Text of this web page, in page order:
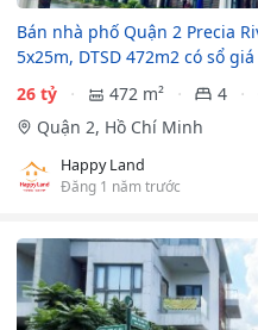
Bán nhà phố Quận 2 Precia
5x25m, DTSD 472m2 có sổ
26 tỷ
472 m² 4
Quận 2, Hồ Chí Minh
Happy Land
Đăng 1 năm trước